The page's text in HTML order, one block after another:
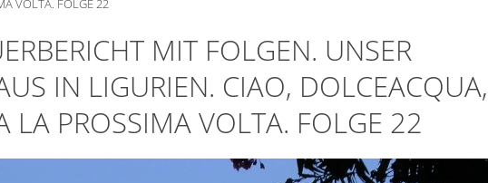
VOLTA. FOLGE 22
MIT FOLGEN. UNSER
IN LIGURIEN. CIAO, DOLCEACQUA,
LA PROSSIMA VOLTA. FOLGE 22